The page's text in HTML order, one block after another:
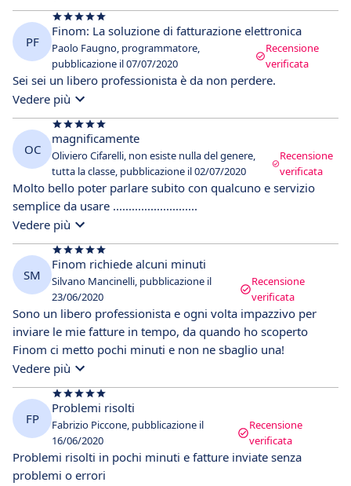
PF
Finom: La soluzione di fatturazione elettronica
Paolo Faugno, programmatore,
pubblicazione il 07/07/2020
Recensione
verificata
Sei sei un libero professionista è da non perdere.
Vedere più
OC
magnificamente
Oliviero Cifarelli, non esiste nulla del genere,
tutta la classe, pubblicazione il 02/07/2020
Recensione
verificata
Molto bello poter parlare subito con qualcuno e servizio
semplice da usare ...........................
Vedere più
SM
Finom richiede alcuni minuti
Silvano Mancinelli, pubblicazione il
23/06/2020
Recensione
verificata
Sono un libero professionista e ogni volta impazzivo per
inviare le mie fatture in tempo, da quando ho scoperto
Finom ci metto pochi minuti e non ne sbaglio una!
Vedere più
FP
Problemi risolti
Fabrizio Piccone, pubblicazione il
16/06/2020
Recensione
verificata
Problemi risolti in pochi minuti e fatture inviate senza
problemi o errori